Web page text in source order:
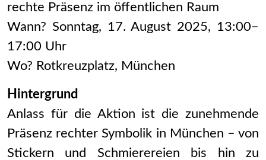
rechte Präsenz im öffentlichen Raum
Wann? Sonntag, 17. August 2025, 13:00–
17:00 Uhr
Wo? Rotkreuzplatz, München
Hintergrund
Anlass für die Aktion ist die zunehmende
Präsenz rechter Symbolik in München – von
Stickern und Schmierereien bis hin zu